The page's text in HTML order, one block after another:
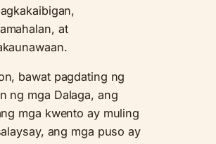
at
bawat pagdating ng
ng mga Dalaga, ang
mga kwento ay muling
ang mga puso ay